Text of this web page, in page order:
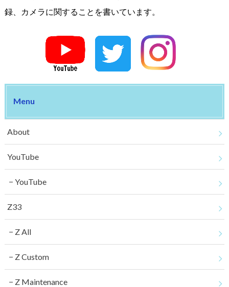
録、カメラに関することを書いています。
Menu
About
YouTube
YouTube
Z33
Z All
Z Custom
Z Maintenance